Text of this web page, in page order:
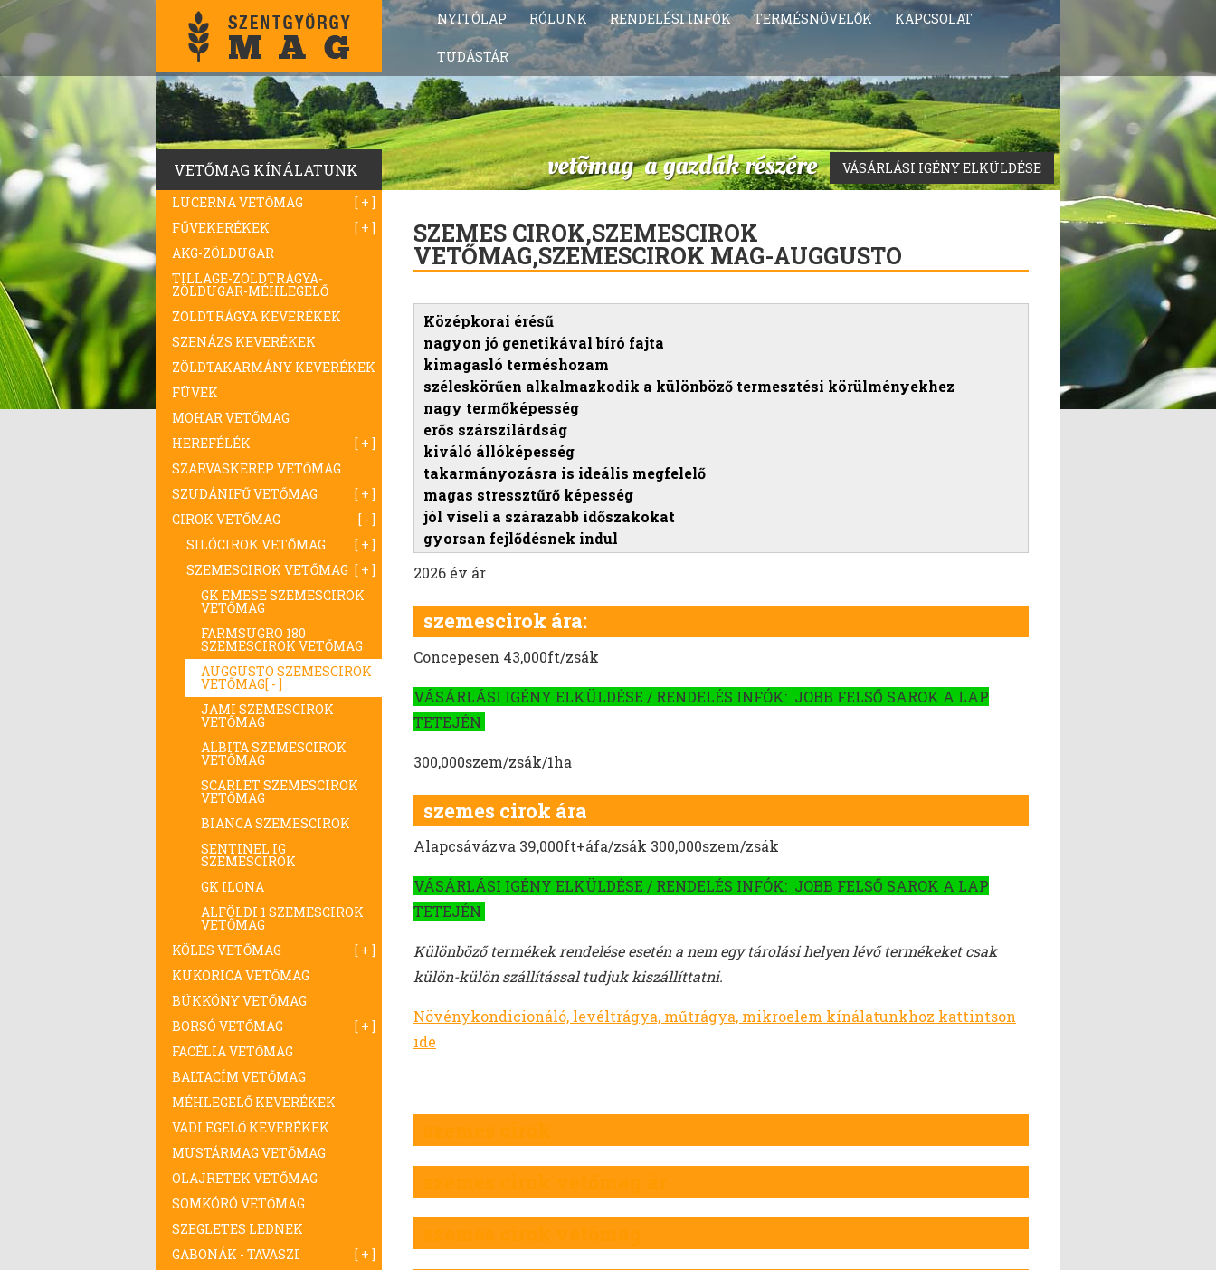
NYITÓLAP RÓLUNK RENDELÉSI INFÓK TERMÉSNÖVELŐK KAPCSOLAT
TUDÁSTÁR
VÁSÁRLÁSI IGÉNY ELKÜLDÉSE
VETŐMAG KÍNÁLATUNK
LUCERNA VETŐMAG
FŰVEKERÉKEK
AKG-ZÖLDUGAR
TILLAGE-ZÖLDTRÁGYA-
ZÖLDUGAR-MÉHLEGELŐ
ZÖLDTRÁGYA KEVERÉKEK
SZENÁZS KEVERÉKEK
ZÖLDTAKARMÁNY KEVERÉKEK
FÜVEK
MOHAR VETŐMAG
HEREFÉLÉK
SZARVASKEREP VETŐMAG
SZUDÁNIFŰ VETŐMAG
CIROK VETŐMAG
SILÓCIROK VETŐMAG
SZEMESCIROK VETŐMAG
GK EMESE SZEMESCIROK
VETŐMAG
FARMSUGRO 180
SZEMESCIROK VETŐMAG
AUGGUSTO SZEMESCIROK
VETŐMAG
JAMI SZEMESCIROK
VETŐMAG
ALBITA SZEMESCIROK
VETŐMAG
SCARLET SZEMESCIROK
VETŐMAG
BIANCA SZEMESCIROK
SENTINEL IG
SZEMESCIROK
GK ILONA
ALFÖLDI 1 SZEMESCIROK
VETŐMAG
KÖLES VETŐMAG
KUKORICA VETŐMAG
BÜKKÖNY VETŐMAG
BORSÓ VETŐMAG
FACÉLIA VETŐMAG
BALTACÍM VETŐMAG
MÉHLEGELŐ KEVERÉKEK
VADLEGELŐ KEVERÉKEK
MUSTÁRMAG VETŐMAG
OLAJRETEK VETŐMAG
SOMKÓRÓ VETŐMAG
SZEGLETES LEDNEK
GABONÁK - TAVASZI
SZEMES CIROK,SZEMESCIROK
VETŐMAG,SZEMESCIROK MAG-AUGGUSTO
Középkorai érésű
nagyon jó genetikával bíró fajta
kimagasló terméshozam
széleskörűen alkalmazkodik a különböző termesztési körülményekhez
nagy termőképesség
erős szárszilárdság
kiváló állóképesség
takarmányozásra is ideális megfelelő
magas stressztűrő képesség
jól viseli a szárazabb időszakokat
gyorsan fejlődésnek indul
2026 év ár
szemescirok ára:
Concepesen 43,000ft/zsák
VÁSÁRLÁSI IGÉNY ELKÜLDÉSE / RENDELÉS INFÓK: JOBB FELSŐ SAROK A LAP
TETEJÉN
300,000szem/zsák/1ha
szemes cirok ára
Alapcsávázva 39,000ft+áfa/zsák 300,000szem/zsák
VÁSÁRLÁSI IGÉNY ELKÜLDÉSE / RENDELÉS INFÓK: JOBB FELSŐ SAROK A LAP
TETEJÉN
Különböző termékek rendelése esetén a nem egy tárolási helyen lévő termékeket csak
külön-külön szállítással tudjuk kiszállíttatni.
Növénykondicionáló, levéltrágya, műtrágya, mikroelem kínálatunkhoz kattintson
ide